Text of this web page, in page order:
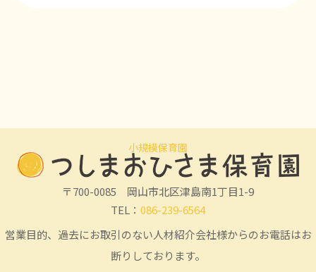
小規模保育園
〒700-0085 岡山市北区津島南1丁目1-9
TEL： 086-239-6564
営業目的、過去にお取引のない人材紹介会社様からのお電話はお
断りしております。